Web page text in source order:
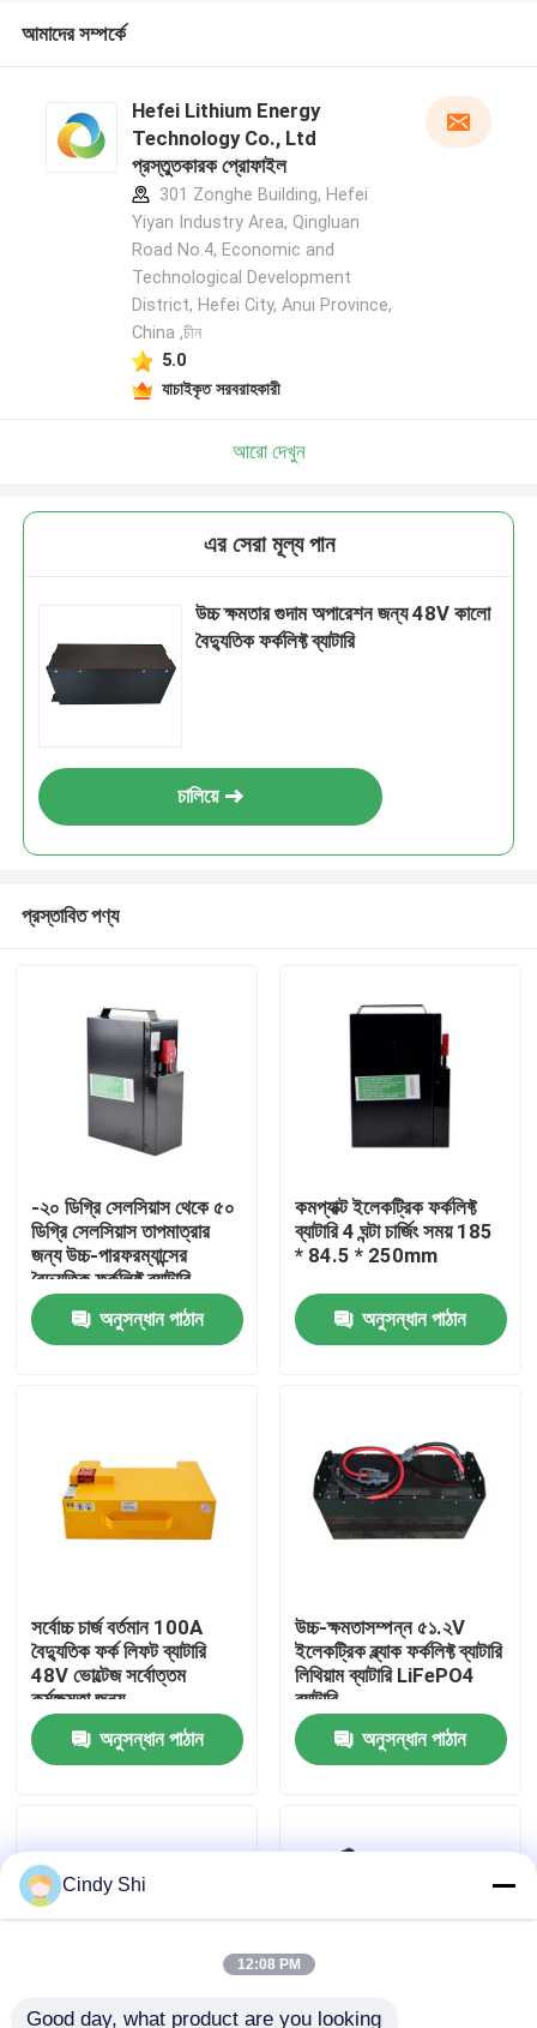
আমাদের সম্পর্কে
মান নিয়ন্ত্রণ
উদ্ধৃতির জন্য আবেদন
বৈদ্যুতিক ফর্কলিফ্ট লিথিয়াম আয়ন ব্যাটারি
প্যালেট ট্রাক ব্যাটারি
আমাদের সম্পর্কে
Hefei Lithium Energy
Technology Co., Ltd
প্রস্তুতকারক প্রোফাইল
301 Zonghe Building, Hefei
Yiyan Industry Area, Qingluan
Road No.4, Economic and
Technological Development
District, Hefei City, Anui Province,
China ,চীন
5.0
যাচাইকৃত সরবরাহকারী
আরো দেখুন
এর সেরা মূল্য পান
উচ্চ ক্ষমতার গুদাম অপারেশন জন্য 48V কালো
বৈদ্যুতিক ফর্কলিফ্ট ব্যাটারি
চালিয়ে
প্রস্তাবিত পণ্য
-২০ ডিগ্রি সেলসিয়াস থেকে ৫০
ডিগ্রি সেলসিয়াস তাপমাত্রার
জন্য উচ্চ-পারফরম্যান্সের
বৈদ্যুতিক ফর্কলিফ্ট ব্যাটারি
অনুসন্ধান পাঠান
কমপ্যাক্ট ইলেকট্রিক ফর্কলিফ্ট
ব্যাটারি 4 ঘন্টা চার্জিং সময় 185
* 84.5 * 250mm
অনুসন্ধান পাঠান
সর্বোচ্চ চার্জ বর্তমান 100A
বৈদ্যুতিক ফর্ক লিফট ব্যাটারি
48V ভোল্টেজ সর্বোত্তম
কর্মক্ষমতা জন্য
অনুসন্ধান পাঠান
উচ্চ-ক্ষমতাসম্পন্ন ৫১.২V
ইলেকট্রিক ব্ল্যাক ফর্কলিফ্ট ব্যাটারি
লিথিয়াম ব্যাটারি LiFePO4
ব্যাটারি
অনুসন্ধান পাঠান
Cindy Shi
12:08 PM
Good day, what product are you looking